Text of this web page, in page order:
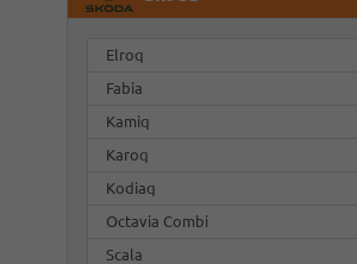
Elroq
Fabia
Kamiq
Karoq
Kodiaq
Octavia Combi
Scala